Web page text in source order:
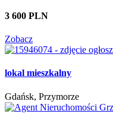
3 600 PLN
Zobacz
lokal mieszkalny
Gdańsk, Przymorze